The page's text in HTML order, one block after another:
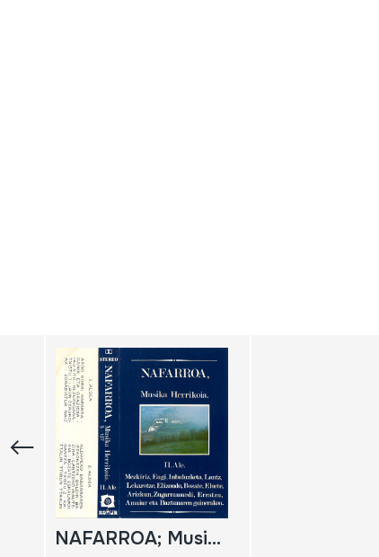
NAFARROA; Musika Herrikoia; II.Ale; Navarra folklore; Vol. 2; Mezkiriz; Eugi; Inbuluzketa; Lantz; Lekarotze; Elizondo; Bozate; Eluete; Arizkun; Zugarramurdi; Erratzu; Amaiur; Baztanaren gainerakoa